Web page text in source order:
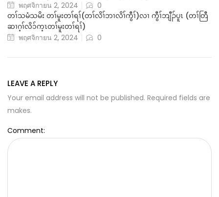
พฤศจิกายน 2, 2024
0
တၢ်သမံသမိး တၢ်မူးတၢ်ရၢ်(တၢ်လိၢ်ဘၢလိၢ်ကွီၢ်)လၢ ကွီၢ်ဘျီၣ်ပူၤ (တၢ်တြီ
ဆၢဂ့ၢ်လိ၁်က့ၤတၢ်မူးတၢ်ရၢ်)
พฤศจิกายน 2, 2024
0
LEAVE A REPLY
Your email address will not be published. Required fields are
makes.
Comment: